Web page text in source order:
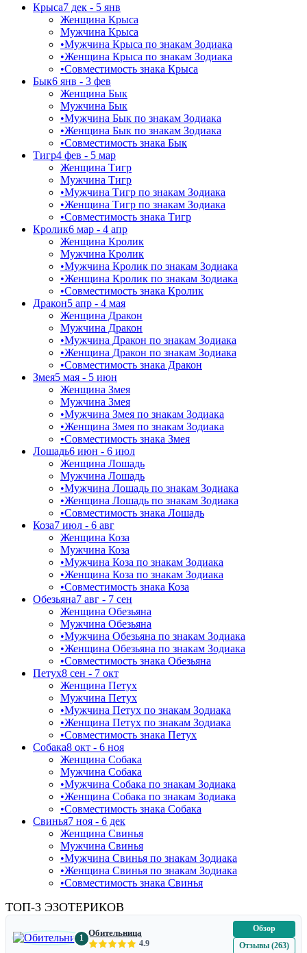
Крыса7 дек - 5 янв
Женщина Крыса
Мужчина Крыса
•Мужчина Крыса по знакам Зодиака
•Женщина Крыса по знакам Зодиака
•Совместимость знака Крыса
Бык6 янв - 3 фев
Женщина Бык
Мужчина Бык
•Мужчина Бык по знакам Зодиака
•Женщина Бык по знакам Зодиака
•Совместимость знака Бык
Тигр4 фев - 5 мар
Женщина Тигр
Мужчина Тигр
•Мужчина Тигр по знакам Зодиака
•Женщина Тигр по знакам Зодиака
•Совместимость знака Тигр
Кролик6 мар - 4 апр
Женщина Кролик
Мужчина Кролик
•Мужчина Кролик по знакам Зодиака
•Женщина Кролик по знакам Зодиака
•Совместимость знака Кролик
Дракон5 апр - 4 мая
Женщина Дракон
Мужчина Дракон
•Мужчина Дракон по знакам Зодиака
•Женщина Дракон по знакам Зодиака
•Совместимость знака Дракон
Змея5 мая - 5 июн
Женщина Змея
Мужчина Змея
•Мужчина Змея по знакам Зодиака
•Женщина Змея по знакам Зодиака
•Совместимость знака Змея
Лошадь6 июн - 6 июл
Женщина Лошадь
Мужчина Лошадь
•Мужчина Лошадь по знакам Зодиака
•Женщина Лошадь по знакам Зодиака
•Совместимость знака Лошадь
Коза7 июл - 6 авг
Женщина Коза
Мужчина Коза
•Мужчина Коза по знакам Зодиака
•Женщина Коза по знакам Зодиака
•Совместимость знака Коза
Обезьяна7 авг - 7 сен
Женщина Обезьяна
Мужчина Обезьяна
•Мужчина Обезьяна по знакам Зодиака
•Женщина Обезьяна по знакам Зодиака
•Совместимость знака Обезьяна
Петух8 сен - 7 окт
Женщина Петух
Мужчина Петух
•Мужчина Петух по знакам Зодиака
•Женщина Петух по знакам Зодиака
•Совместимость знака Петух
Собака8 окт - 6 ноя
Женщина Собака
Мужчина Собака
•Мужчина Собака по знакам Зодиака
•Женщина Собака по знакам Зодиака
•Совместимость знака Собака
Свинья7 ноя - 6 дек
Женщина Свинья
Мужчина Свинья
•Мужчина Свинья по знакам Зодиака
•Женщина Свинья по знакам Зодиака
•Совместимость знака Свинья
ТОП-3 ЭЗОТЕРИКОВ
1 Обительница
4.9
Обзор
Отзывы (263)